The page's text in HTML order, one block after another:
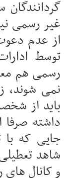
گردانندگان
غیر رسمی
از عدم
توسط
رسمی هم
نمی شوند،
باید از
داشته
جایی که با
شاهد
و کانال